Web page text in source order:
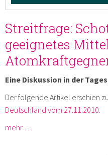
Streitfrage:
geeignetes
Eine Diskussion in der
Der folgende Artikel erschien
Deutschland vom 27.11.2010:
mehr …